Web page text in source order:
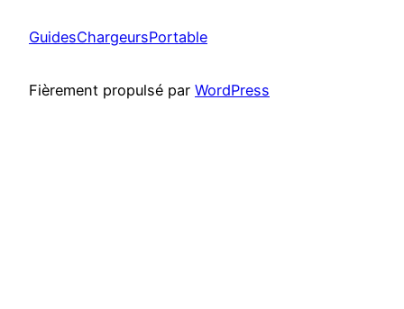
GuidesChargeursPortable
Fièrement propulsé par WordPress